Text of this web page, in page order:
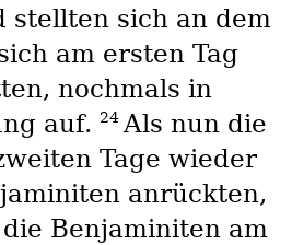
stellten sich an dem
am ersten Tag
nochmals in
auf. 24 Als nun die
Tage wieder
anrückten,
Benjaminiten am